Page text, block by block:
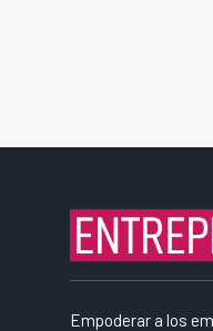
Empoderar a los